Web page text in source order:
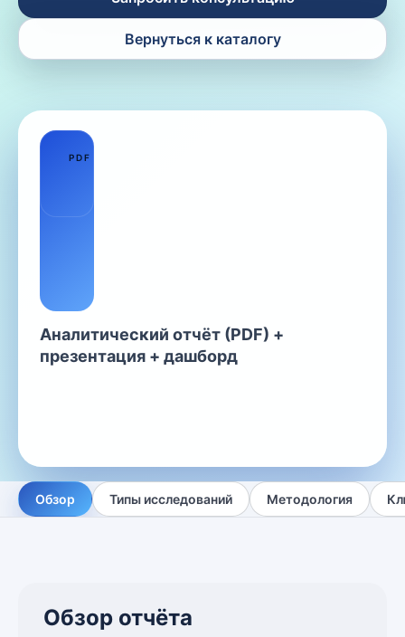
Вернуться к каталогу
PDF
Аналитический отчёт (PDF) +
презентация + дашборд
Обзор Типы исследований Методология
Обзор отчёта